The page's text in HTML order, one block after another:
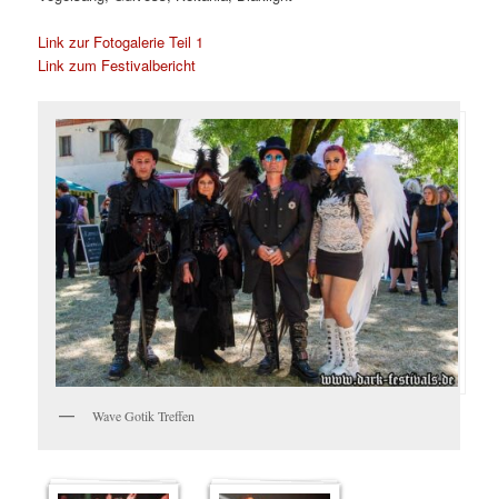
Link zur Fotogalerie Teil 1
Link zum Festivalbericht
Wave Gotik Treffen